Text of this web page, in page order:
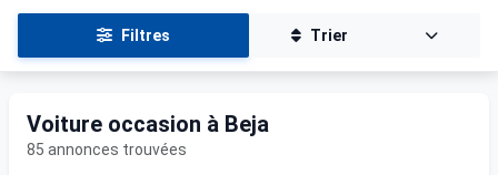
Filtres Trier
Voiture occasion à Beja
85 annonces trouvées